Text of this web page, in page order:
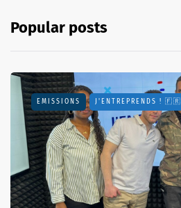
Popular posts
EMISSIONS J'ENTREPRENDS ! 🇫🇷